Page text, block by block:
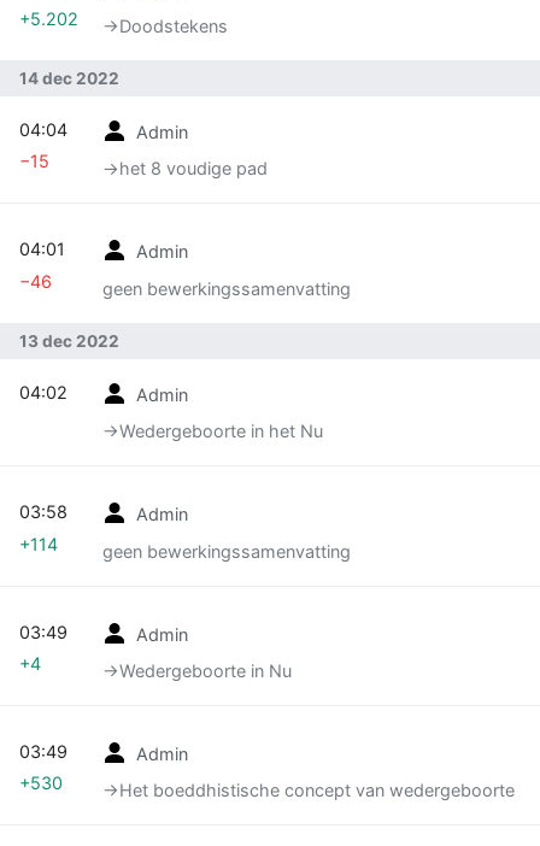
→‎Doodstekens
+5.202
14 dec 2022
Admin
→‎het 8 voudige pad
04:04
−15
Admin
geen bewerkingssamenvatting
04:01
−46
13 dec 2022
Admin
→‎Wedergeboorte in het Nu
04:02
Admin
geen bewerkingssamenvatting
03:58
+114
Admin
→‎Wedergeboorte in Nu
03:49
+4
Admin
→‎Het boeddhistische concept van wedergeboorte
03:49
+530